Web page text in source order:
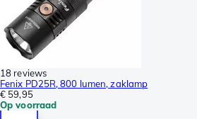
18 reviews
Fenix PD25R, 800 lumen, zaklamp
€ 59,95
Op voorraad